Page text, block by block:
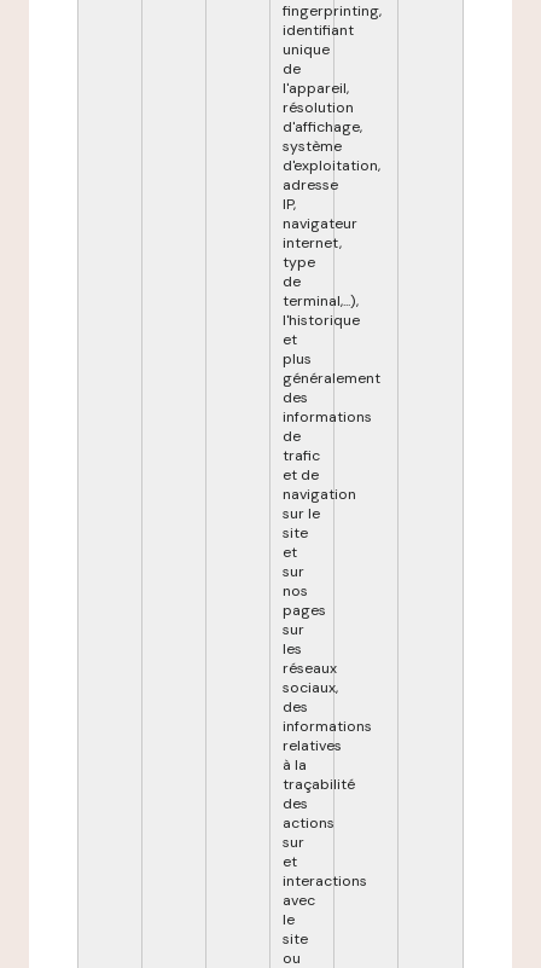
fingerprinting,
identifiant
unique
de
l'appareil,
résolution
d'affichage,
système
d'exploitation,
adresse
IP,
navigateur
internet,
type
de
terminal,...),
l'historique
et
plus
généralement
des
informations
de
trafic
et de
navigation
sur le
site
et
sur
nos
pages
sur
les
réseaux
sociaux,
des
informations
relatives
à la
traçabilité
des
actions
sur
et
interactions
avec
le
site
ou